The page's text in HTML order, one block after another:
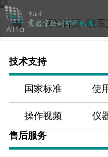
网站首页>联系
技术支持
国家标准 使
操作视频 仪
售后服务